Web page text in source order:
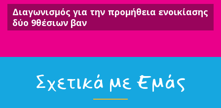
Διαγωνισμός για την προμήθεια ενοικίασης
δύο 9θέσιων βαν
Σχετικά με Εμάς